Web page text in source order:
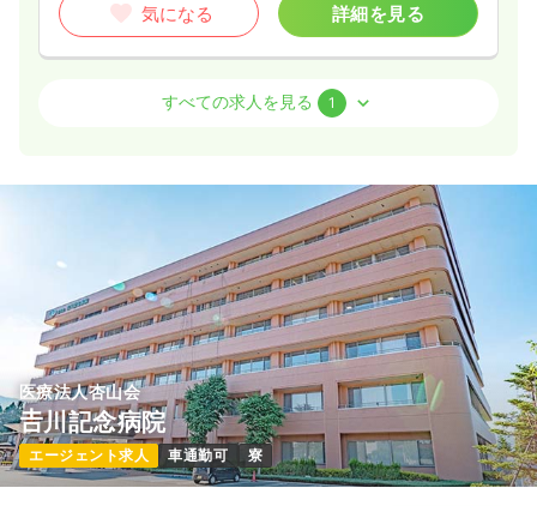
気になる 詳細を見る
正・准看護師
（休憩60分）
年間休日125日
4週8休以上 月給23万円以上可
気になる 詳細を見る
すべての求人を見る 1
医療法人杏山会
𠮷川記念病院
エージェント求人 車通勤可 寮